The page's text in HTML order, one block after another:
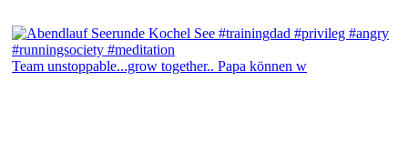
Team unstoppable...grow together.. Papa können w